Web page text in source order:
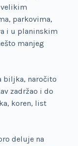
velikim
parkovima,
i u planinskim
manjeg
biljka, naročito
zadržao i do
koren, list
deluje na